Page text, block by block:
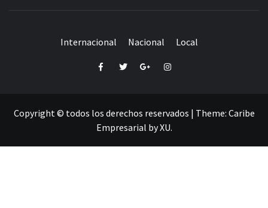
Internacional Nacional Local
FacebookTwitterGoogle+Instagram
Copyright © todos los derechos reservados | Theme: Caribe
Empresarial byXU.